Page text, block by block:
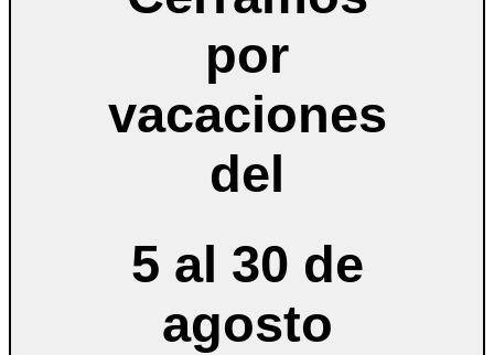
por
vacaciones
del
5 al 30 de
agosto